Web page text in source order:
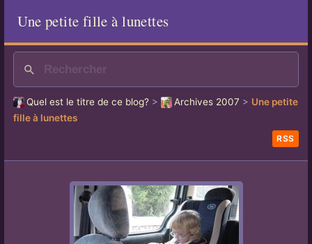
Une petite fille à lunettes
Quel est le titre de ce blog?> Archives 2007 > Une petite
fille à lunettes
RSS